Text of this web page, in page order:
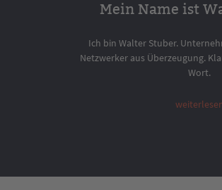
Mein Name ist
Ich bin Walter Stuber.
Netzwerker aus Überzeugung.
Wort.